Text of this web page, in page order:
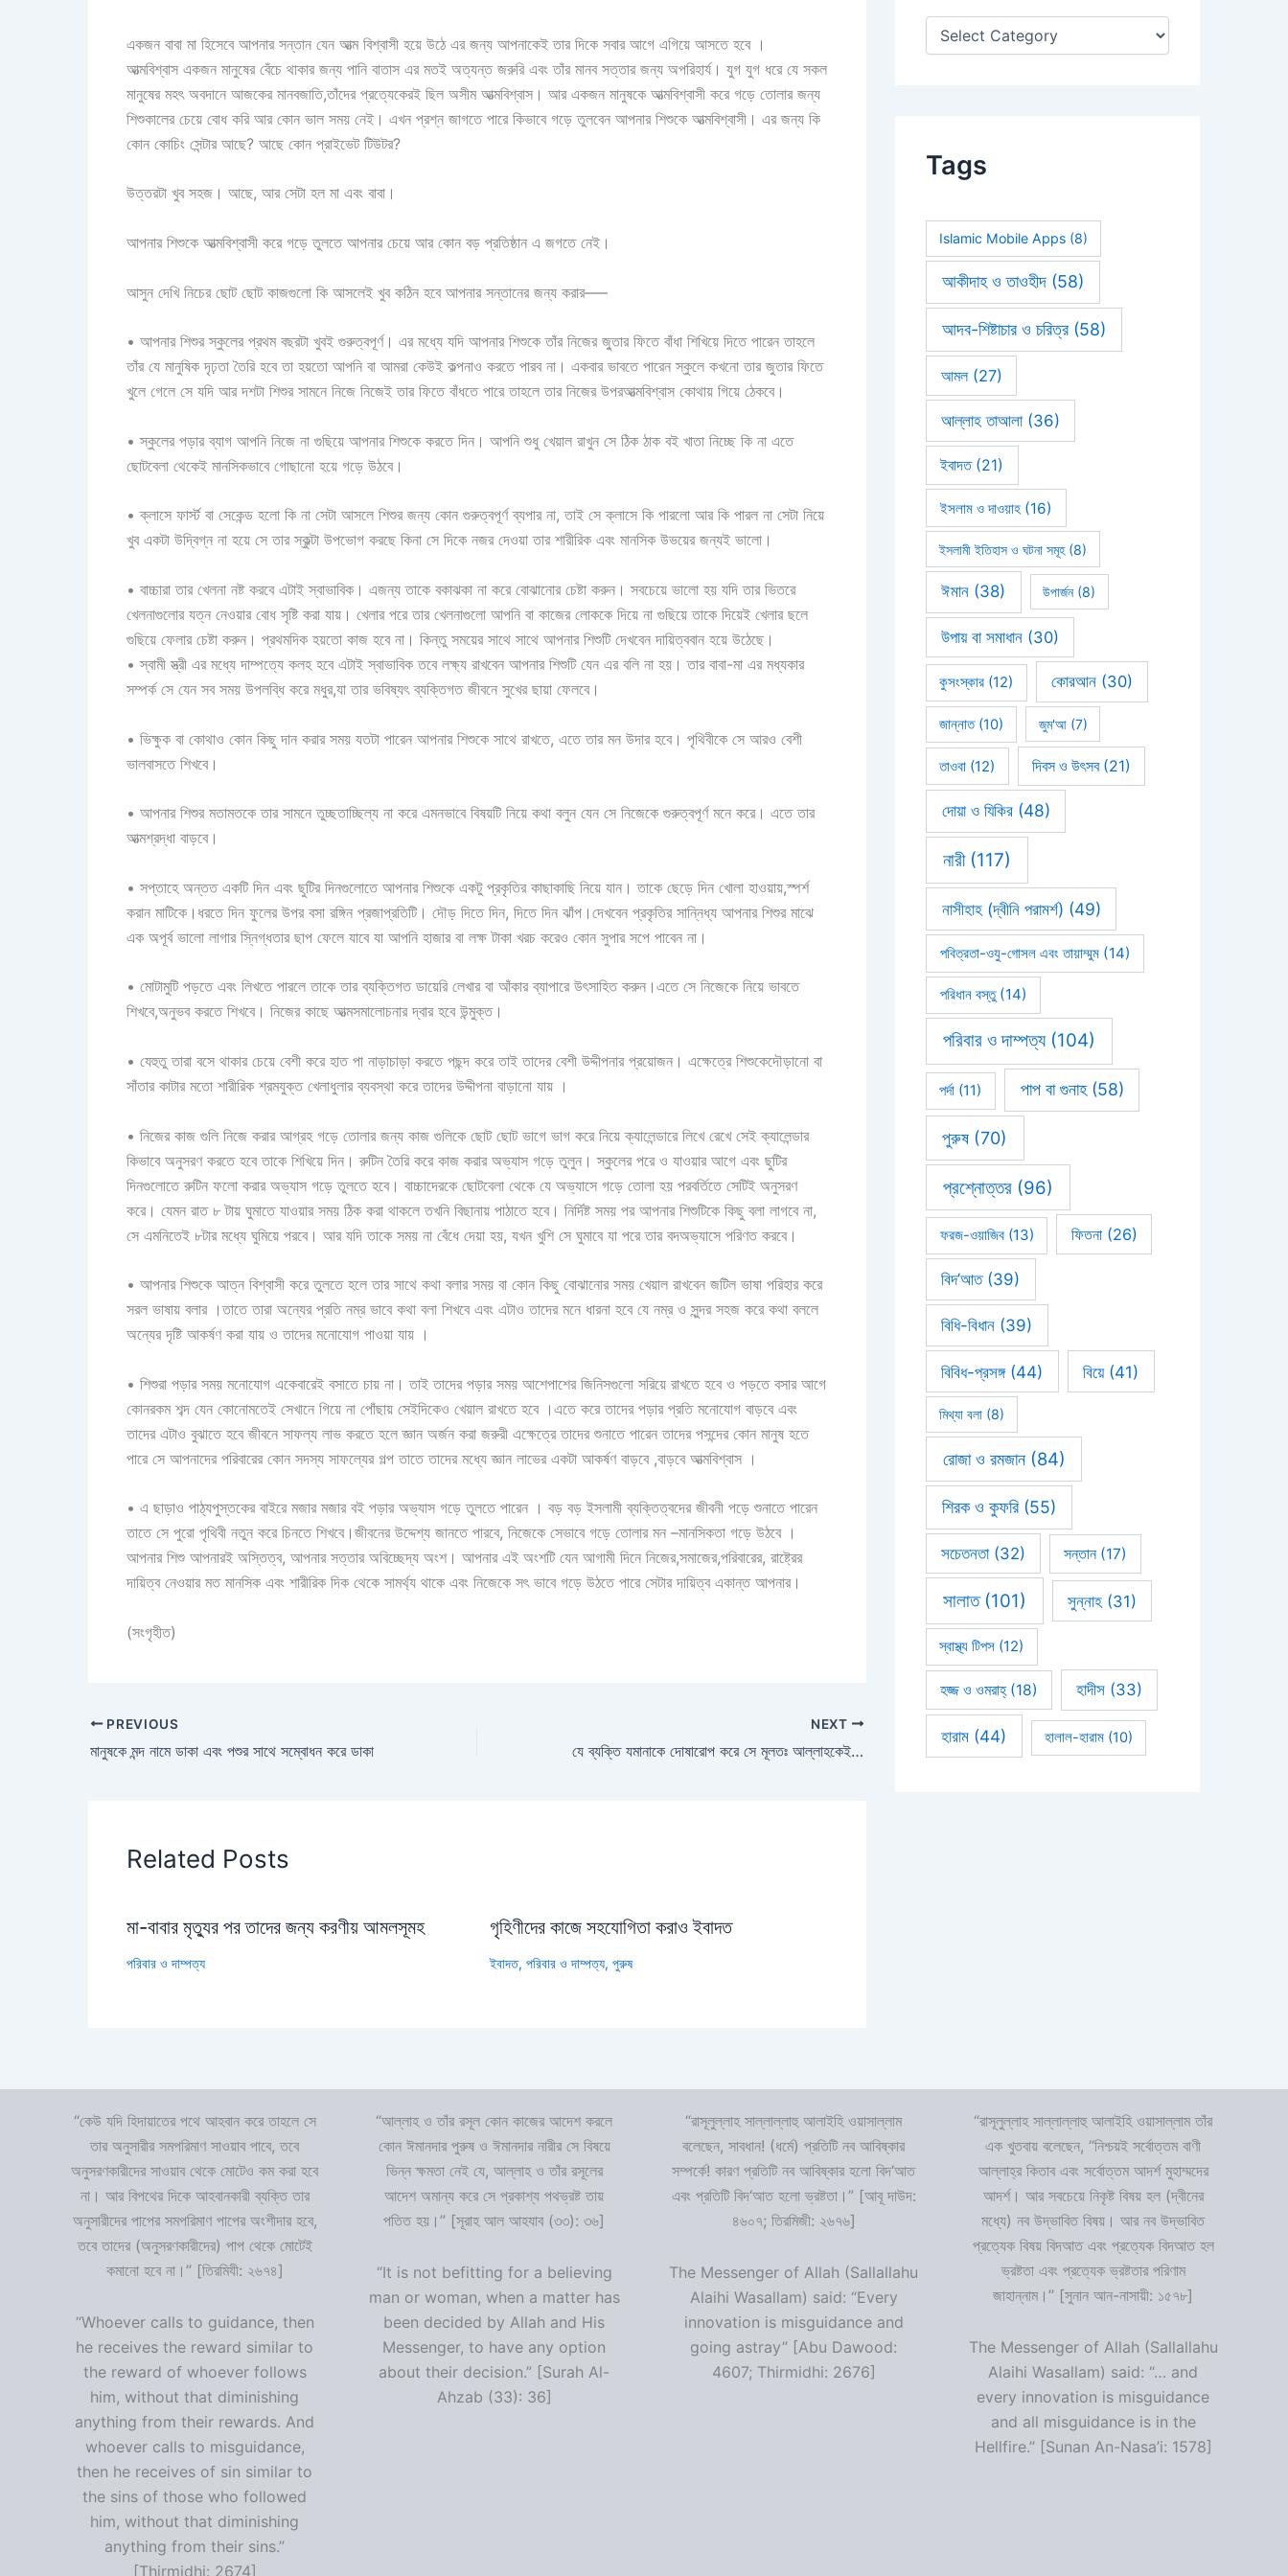
একজন বাবা মা হিসেবে আপনার সন্তান যেন আত্ম বিশ্বাসী হয়ে উঠে এর জন্য আপনাকেই তার দিকে সবার আগে এগিয়ে আসতে হবে ।
আত্মবিশ্বাস একজন মানুষের বেঁচে থাকার জন্য পানি বাতাস এর মতই অত্যন্ত জরুরি এবং তাঁর মানব সত্তার জন্য অপরিহার্য। যুগ যুগ ধরে যে সকল
মানুষের মহৎ অবদানে আজকের মানবজাতি,তাঁদের প্রত্যেকেরই ছিল অসীম আত্মবিশ্বাস। আর একজন মানুষকে আত্মবিশ্বাসী করে গড়ে তোলার জন্য
শিশুকালের চেয়ে বোধ করি আর কোন ভাল সময় নেই। এখন প্রশ্ন জাগতে পারে কিভাবে গড়ে তুলবেন আপনার শিশুকে আত্মবিশ্বাসী। এর জন্য কি
কোন কোচিং সেন্টার আছে? আছে কোন প্রাইভেট টিউটর?
উত্তরটা খুব সহজ। আছে, আর সেটা হল মা এবং বাবা।
আপনার শিশুকে আত্মবিশ্বাসী করে গড়ে তুলতে আপনার চেয়ে আর কোন বড় প্রতিষ্ঠান এ জগতে নেই।
আসুন দেখি নিচের ছোট ছোট কাজগুলো কি আসলেই খুব কঠিন হবে আপনার সন্তানের জন্য করার—–
• আপনার শিশুর স্কুলের প্রথম বছরটা খুবই গুরুত্বপূর্ণ। এর মধ্যে যদি আপনার শিশুকে তাঁর নিজের জু্তার ফিতে বাঁধা শিখিয়ে দিতে পারেন তাহলে
তাঁর যে মানুষিক দৃঢ়তা তৈরি হবে তা হয়তো আপনি বা আমরা কেউই কল্পনাও করতে পারব না। একবার ভাবতে পারেন স্কুলে কখনো তার জুতার ফিতে
খুলে গেলে সে যদি আর দশটা শিশুর সামনে নিজে নিজেই তার ফিতে বাঁধতে পারে তাহলে তার নিজের উপরআত্মবিশ্বাস কোথায় গিয়ে ঠেকবে।
• স্কুলের পড়ার ব্যাগ আপনি নিজে না গুছিয়ে আপনার শিশুকে করতে দিন। আপনি শুধু খেয়াল রাখুন সে ঠিক ঠাক বই খাতা নিচ্ছে কি না এতে
ছোটবেলা থেকেই মানসিকভাবে গোছানো হয়ে গড়ে উঠবে।
• ক্লাসে ফার্স্ট বা সেকেন্ড হলো কি না সেটা আসলে শিশুর জন্য কোন গুরুত্বপূর্ণ ব্যপার না, তাই সে ক্লাসে কি পারলো আর কি পারল না সেটা নিয়ে
খুব একটা উদ্বিগ্ন না হয়ে সে তার স্কুল্টা উপভোগ করছে কিনা সে দিকে নজর দেওয়া তার শারীরিক এবং মানসিক উভয়ের জন্যই ভালো।
• বাচ্চারা তার খেলনা নষ্ট করবে এটাই স্বাভাবিক। এজন্য তাকে বকাঝকা না করে বোঝানোর চেষ্টা করুন। সবচেয়ে ভালো হয় যদি তার ভিতরে
খেলনাগুলোর যত্ন নেওয়ার বোধ সৃষ্টি করা যায়। খেলার পরে তার খেলনাগুলো আপনি বা কাজের লোককে দিয়ে না গুছিয়ে তাকে দিয়েই খেলার ছলে
গুছিয়ে ফেলার চেষ্টা করুন। প্রথমদিক হয়তো কাজ হবে না। কিন্তু সময়ের সাথে সাথে আপনার শিশুটি দেখবেন দায়িত্ববান হয়ে উঠেছে।
• স্বামী স্ত্রী এর মধ্যে দাম্পত্যে কলহ হবে এটাই স্বাভাবিক তবে লক্ষ্য রাখবেন আপনার শিশুটি যেন এর বলি না হয়। তার বাবা-মা এর মধ্যকার
সম্পর্ক সে যেন সব সময় উপলব্ধি করে মধুর,যা তার ভবিষ্যৎ ব্যক্তিগত জীবনে সুখের ছায়া ফেলবে।
• ভিক্ষুক বা কোথাও কোন কিছু দান করার সময় যতটা পারেন আপনার শিশুকে সাথে রাখতে, এতে তার মন উদার হবে। পৃথিবীকে সে আরও বেশী
ভালবাসতে শিখবে।
• আপনার শিশুর মতামতকে তার সামনে তুচ্ছতাচ্ছিল্য না করে এমনভাবে বিষয়টি নিয়ে কথা বলুন যেন সে নিজেকে গুরুত্বপূর্ণ মনে করে। এতে তার
আত্মশ্রদ্ধা বাড়বে।
• সপ্তাহে অন্তত একটি দিন এবং ছুটির দিনগুলোতে আপনার শিশুকে একটু প্রকৃতির কাছাকাছি নিয়ে যান। তাকে ছেড়ে দিন খোলা হাওয়ায়,স্পর্শ
করান মাটিকে।ধরতে দিন ফুলের উপর বসা রঙ্গিন প্রজাপ্রতিটি। দৌড় দিতে দিন, দিতে দিন ঝাঁপ।দেখবেন প্রকৃতির সান্নিধ্য আপনার শিশুর মাঝে
এক অপূর্ব ভালো লাগার স্নিগ্ধতার ছাপ ফেলে যাবে যা আপনি হাজার বা লক্ষ টাকা খরচ করেও কোন সুপার সপে পাবেন না।
• মোটামুটি পড়তে এবং লিখতে পারলে তাকে তার ব্যক্তিগত ডায়েরি লেখার বা আঁকার ব্যাপারে উৎসাহিত করুন।এতে সে নিজেকে নিয়ে ভাবতে
শিখবে,অনুভব করতে শিখবে। নিজের কাছে আত্মসমালোচনার দ্বার হবে উন্মুক্ত।
• যেহুতু তারা বসে থাকার চেয়ে বেশী করে হাত পা নাড়াচাড়া করতে পছন্দ করে তাই তাদের বেশী উদ্দীপনার প্রয়োজন। এক্ষেত্রে শিশুকেদৌড়ানো বা
সাঁতার কাটার মতো শারীরিক শ্রমযুক্ত খেলাধুলার ব্যবস্থা করে তাদের উদ্দীপনা বাড়ানো যায় ।
• নিজের কাজ গুলি নিজে করার আগ্রহ গড়ে তোলার জন্য কাজ গুলিকে ছোট ছোট ভাগে ভাগ করে নিয়ে ক্যালেন্ডারে লিখে রেখে সেই ক্যালেন্ডার
কিভাবে অনুসরণ করতে হবে তাকে শিখিয়ে দিন। রুটিন তৈরি করে কাজ করার অভ্যাস গড়ে তুলুন। স্কুলের পরে ও যাওয়ার আগে এবং ছুটির
দিনগুলোতে রুটিন ফলো করার অভ্যাস গড়ে তুলতে হবে। বাচ্চাদেরকে ছোটবেলা থেকে যে অভ্যাসে গড়ে তোলা হয় পরবর্তিতে সেটিই অনুসরণ
করে। যেমন রাত ৮ টায় ঘুমাতে যাওয়ার সময় ঠিক করা থাকলে তখনি বিছানায় পাঠাতে হবে। নির্দিষ্ট সময় পর আপনার শিশুটিকে কিছু বলা লাগবে না,
সে এমনিতেই ৮টার মধ্যে ঘুমিয়ে পরবে। আর যদি তাকে সময় না বেঁধে দেয়া হয়, যখন খুশি সে ঘুমাবে যা পরে তার বদঅভ্যাসে পরিণত করবে।
• আপনার শিশুকে আত্ন বিশ্বাসী করে তুলতে হলে তার সাথে কথা বলার সময় বা কোন কিছু বোঝানোর সময় খেয়াল রাখবেন জটিল ভাষা পরিহার করে
সরল ভাষায় বলার ।তাতে তারা অন্যের প্রতি নম্র ভাবে কথা বলা শিখবে এবং এটাও তাদের মনে ধারনা হবে যে নম্র ও সুন্দর সহজ করে কথা বললে
অন্যের দৃষ্টি আকর্ষণ করা যায় ও তাদের মনোযোগ পাওয়া যায় ।
• শিশুরা পড়ার সময় মনোযোগ একেবারেই বসাতে চায় না। তাই তাদের পড়ার সময় আশেপাশের জিনিসগুলো সরিয়ে রাখতে হবে ও পড়তে বসার আগে
কোনরকম শব্দ যেন কোনোমতেই সেখানে গিয়ে না পোঁছায় সেইদিকেও খেয়াল রাখতে হবে ।এতে করে তাদের পড়ার প্রতি মনোযোগ বাড়বে এবং
তাদের এটাও বুঝাতে হবে জীবনে সাফল্য লাভ করতে হলে জ্ঞান অর্জন করা জরুরী এক্ষেত্রে তাদের শুনাতে পারেন তাদের পসন্দের কোন মানুষ হতে
পারে সে আপনাদের পরিবারের কোন সদস্য সাফল্যের গল্প তাতে তাদের মধ্যে জ্ঞান লাভের একটা আকর্ষণ বাড়বে ,বাড়বে আত্মবিশ্বাস ।
• এ ছাড়াও পাঠ্যপুস্তকের বাইরে মজার মজার বই পড়ার অভ্যাস গড়ে তুলতে পারেন । বড় বড় ইসলামী ব্যক্তিত্বদের জীবনী পড়ে শুনাতে পারেন
তাতে সে পুরো পৃথিবী নতুন করে চিনতে শিখবে।জীবনের উদ্দেশ্য জানতে পারবে, নিজেকে সেভাবে গড়ে তোলার মন –মানসিকতা গড়ে উঠবে ।
আপনার শিশু আপনারই অস্তিত্ব, আপনার সত্তার অবিচ্ছেদ্য অংশ। আপনার এই অংশটি যেন আগামী দিনে নিজের,সমাজের,পরিবারের, রাষ্ট্রের
দায়িত্ব নেওয়ার মত মানসিক এবং শারীরিক দিক থেকে সামর্থ্য থাকে এবং নিজেকে সৎ ভাবে গড়ে উঠতে পারে সেটার দায়িত্ব একান্ত আপনার।
(সংগৃহীত)
PREVIOUS
মানুষকে মন্দ নামে ডাকা এবং পশুর সাথে সম্বোধন করে ডাকা
NEXT
যে ব্যক্তি যমানাকে দোষারোপ করে সে মূলতঃ আল্লাহকেই দোষারোপ করে ও গালি দেয়
Related Posts
মা-বাবার মৃত্যুর পর তাদের জন্য করণীয় আমলসূমহ
পরিবার ও দাম্পত্য
গৃহিণীদের কাজে সহযোগিতা করাও ইবাদত
ইবাদত, পরিবার ও দাম্পত্য, পুরুষ
:
Tags
Islamic Mobile Apps(8)
আকীদাহ ও তাওহীদ(58)
আদব-শিষ্টাচার ও চরিত্র(58)
আমল(27)
আল্লাহ তাআলা(36)
ইবাদত(21)
ইসলাম ও দাওয়াহ(16)
ইসলামী ইতিহাস ও ঘটনা সমূহ(8)
ঈমান (38) উপার্জন(8)
উপায় বা সমাধান(30)
কুসংস্কার (12) কোরআন(30)
জান্নাত(10) জুম'আ(7)
তাওবা (12) দিবস ও উৎসব(21)
দোয়া ও যিকির(48)
নারী(117)
নাসীহাহ (দ্বীনি পরামর্শ) (49)
পবিত্রতা-ওযু-গোসল এবং তায়াম্মুম(14)
পরিধান বস্তু(14)
পরিবার ও দাম্পত্য(104)
পর্দা (11) পাপ বা গুনাহ(58)
পুরুষ (70)
প্রশ্নোত্তর(96)
ফরজ-ওয়াজিব(13) ফিতনা(26)
বিদ’আত(39)
বিধি-বিধান (39)
বিবিধ-প্রসঙ্গ(44) বিয়ে(41)
মিথ্যা বলা(8)
রোজা ও রমজান(84)
শিরক ও কুফরি(55)
সচেতনতা(32) সন্তান(17)
সালাত(101) সুন্নাহ(31)
স্বাস্থ্য টিপস (12)
হজ্জ ও ওমরাহ্‌(18) হাদীস (33)
হারাম (44) হালাল-হারাম (10)
“কেউ যদি হিদায়াতের পথে আহবান করে তাহলে সে
তার অনুসারীর সমপরিমাণ সাওয়াব পাবে, তবে
অনুসরণকারীদের সাওয়াব থেকে মোটেও কম করা হবে
না। আর বিপথের দিকে আহবানকারী ব্যক্তি তার
অনুসারীদের পাপের সমপরিমাণ পাপের অংশীদার হবে,
তবে তাদের (অনুসরণকারীদের) পাপ থেকে মোটেই
কমানো হবে না।” [তিরমিযী: ২৬৭৪]
“Whoever calls to guidance, then
he receives the reward similar to
the reward of whoever follows
him, without that diminishing
anything from their rewards. And
whoever calls to misguidance,
then he receives of sin similar to
the sins of those who followed
him, without that diminishing
anything from their sins.”
[Thirmidhi: 2674]
“আল্লাহ ও তাঁর রসূল কোন কাজের আদেশ করলে
কোন ঈমানদার পুরুষ ও ঈমানদার নারীর সে বিষয়ে
ভিন্ন ক্ষমতা নেই যে, আল্লাহ ও তাঁর রসূলের
আদেশ অমান্য করে সে প্রকাশ্য পথভ্রষ্ট তায়
পতিত হয়।” [সূরাহ আল আহযাব (৩৩): ৩৬]
“It is not befitting for a believing
man or woman, when a matter has
been decided by Allah and His
Messenger, to have any option
about their decision.” [Surah Al-
Ahzab (33): 36]
“রাসূলুল্লাহ সাল্লাল্লাহু আলাইহি ওয়াসাল্লাম
বলেছেন, সাবধান! (ধর্মে) প্রতিটি নব আবিষ্কার
সম্পর্কে! কারণ প্রতিটি নব আবিষ্কার হলো বিদ‘আত
এবং প্রতিটি বিদ‘আত হলো ভ্রষ্টতা।” [আবূ দাউদ:
৪৬০৭; তিরমিজী: ২৬৭৬]
The Messenger of Allah (Sallallahu
Alaihi Wasallam) said: “Every
innovation is misguidance and
going astray” [Abu Dawood:
4607; Thirmidhi: 2676]
“রাসূলুল্লাহ সাল্লাল্লাহু আলাইহি ওয়াসাল্লাম তাঁর
এক খুতবায় বলেছেন, “নিশ্চয়ই সর্বোত্তম বাণী
আল্লাহ্‌র কিতাব এবং সর্বোত্তম আদর্শ মুহাম্মদের
আদর্শ। আর সবচেয়ে নিকৃষ্ট বিষয় হল (দ্বীনের
মধ্যে) নব উদ্ভাবিত বিষয়। আর নব উদ্ভাবিত
প্রত্যেক বিষয় বিদআত এবং প্রত্যেক বিদআত হল
ভ্রষ্টতা এবং প্রত্যেক ভ্রষ্টতার পরিণাম
জাহান্নাম।” [সুনান আন-নাসায়ী: ১৫৭৮]
The Messenger of Allah (Sallallahu
Alaihi Wasallam) said: “… and
every innovation is misguidance
and all misguidance is in the
Hellfire.” [Sunan An-Nasa’i: 1578]